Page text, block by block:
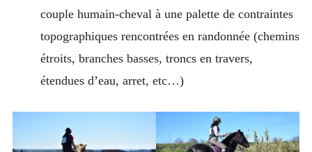
couple humain-cheval à une palette de contraintes
topographiques rencontrées en randonnée (chemins
étroits, branches basses, troncs en travers,
étendues d’eau, arret, etc…)